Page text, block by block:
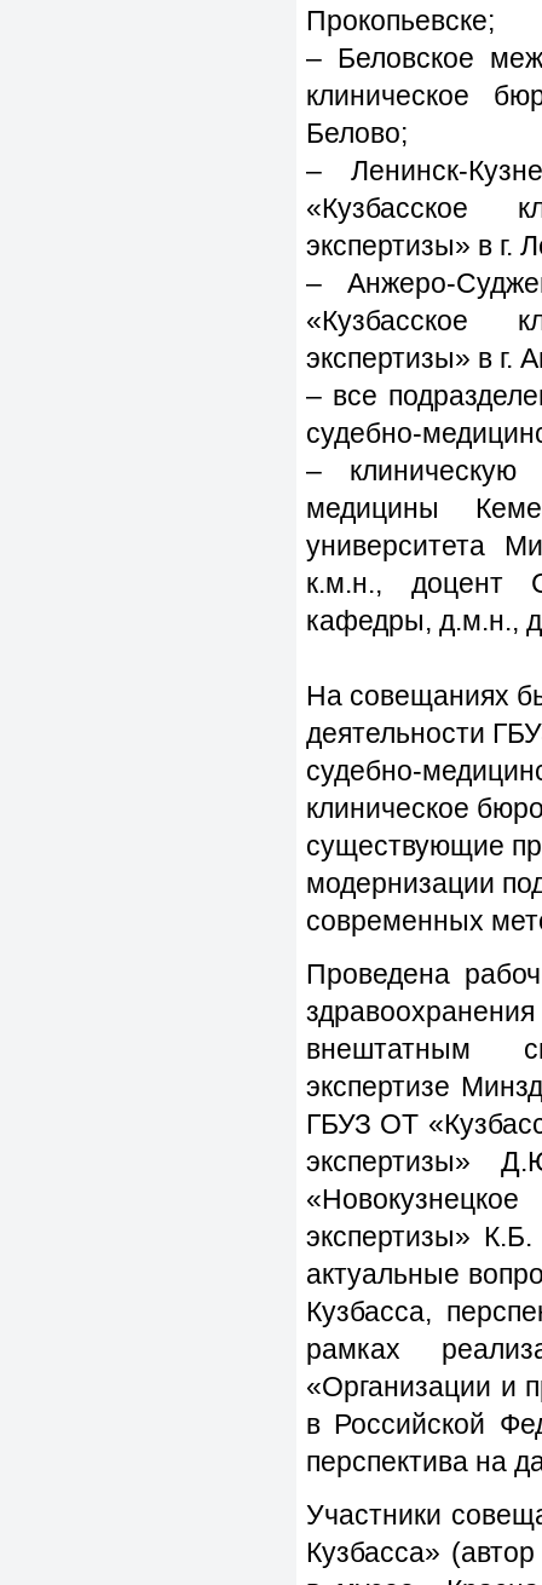
Прокопьевске;
– Беловское
клиническое
Белово;
– Ленинск-
«Кузбасское
экспертизы» в г.
– Анжеро-
«Кузбасское
экспертизы» в г.
– все
судебно-
–
медицины
университета
к.м.н., доцент
кафедры, д.м.н.,
На совещаниях
деятельности
судебно-
клиническое
существующие
модернизации
современных
Проведена
внештатным
экспертизе
ГБУЗ ОТ
экспертизы»
экспертизы»
актуальные
Кузбасса,
рамках
«Организации и
в Российской
перспектива на
Участники
Кузбасса»